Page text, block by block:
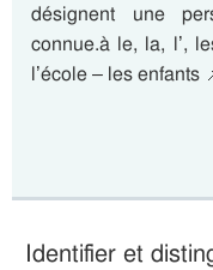
désignent une
connue.à le, la, l’,
l’école – les
Identifier et